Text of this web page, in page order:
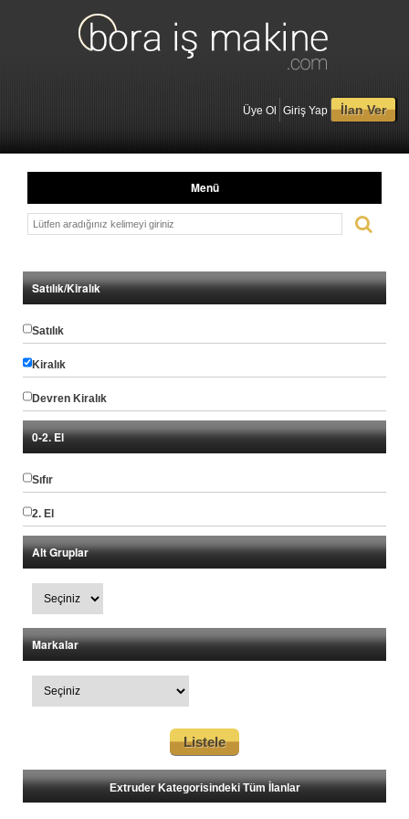
Üye Ol Giriş Yap İlan Ver
Menü
Satılık/Kiralık
Satılık
Kiralık
Devren Kiralık
0-2. El
Sıfır
2. El
Alt Gruplar
Markalar
Extruder Kategorisindeki Tüm İlanlar